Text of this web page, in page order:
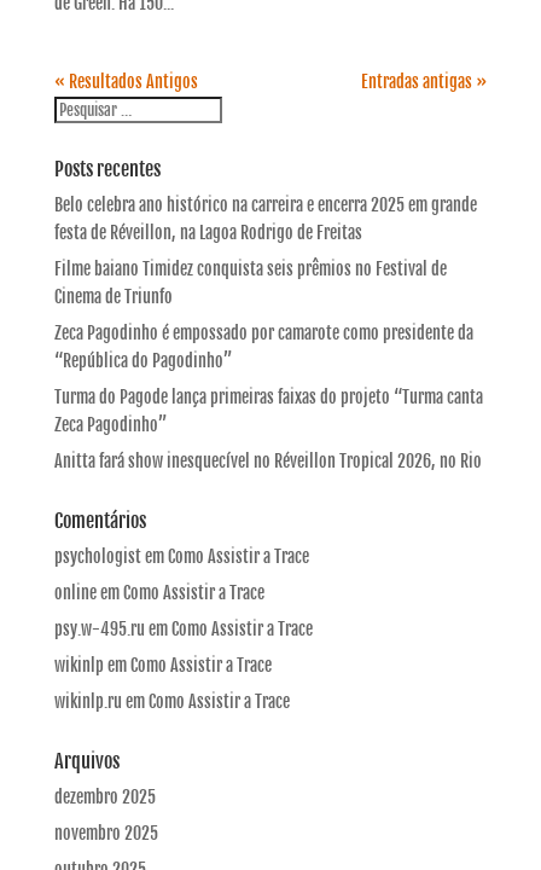
« Resultados Antigos Entradas antigas »
Posts recentes
Belo celebra ano histórico na carreira e encerra 2025 em grande
festa de Réveillon, na Lagoa Rodrigo de Freitas
Filme baiano Timidez conquista seis prêmios no Festival de
Cinema de Triunfo
Zeca Pagodinho é empossado por camarote como presidente da
“República do Pagodinho”
Turma do Pagode lança primeiras faixas do projeto “Turma canta
Zeca Pagodinho”
Anitta fará show inesquecível no Réveillon Tropical 2026, no Rio
Comentários
psychologistemComo Assistir a Trace
onlineemComo Assistir a Trace
psy.w-495.ru emComo Assistir a Trace
wikinlp emComo Assistir a Trace
wikinlp.ru emComo Assistir a Trace
Arquivos
dezembro 2025
novembro 2025